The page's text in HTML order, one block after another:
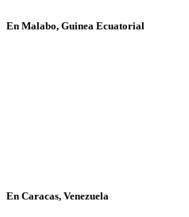
En Malabo, Guinea Ecuatorial
En Caracas, Venezuela